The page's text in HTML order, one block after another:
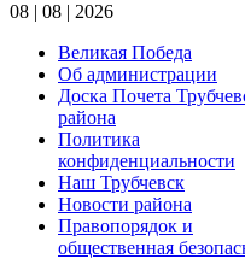
08 | 08 | 2026
Великая Победа
Об администрации
Доска Почета
района
Политика
конфиденциальности
Наш Трубчевск
Новости района
Правопорядок и
общественная